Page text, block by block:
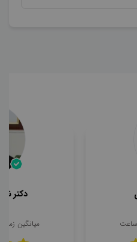
ساعت
دکتر
میانگین